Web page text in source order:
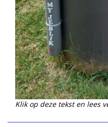
Klik op deze tekst en lees